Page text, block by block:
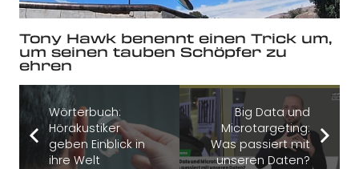
Tony Hawk benennt einen Trick um,
um seinen tauben Schöpfer zu
ehren
Wörterbuch:
Hörakustiker
geben Einblick in
ihre Welt
Big Data und
Microtargeting:
Was passiert mit
unseren Daten?